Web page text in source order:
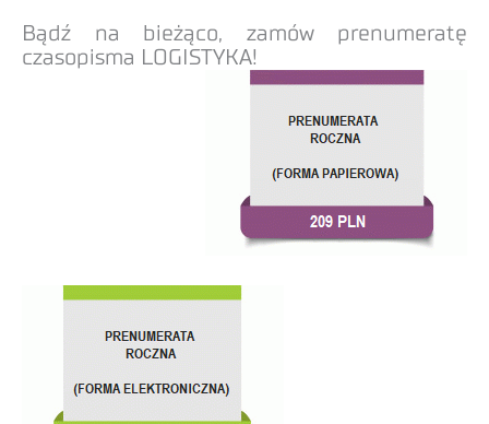
Bądź na bieżąco, zamów prenumeratę
czasopisma LOGISTYKA!